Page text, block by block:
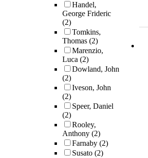
Handel,
George Frideric
(2)
Tomkins,
Thomas (2)
Marenzio,
Luca (2)
Dowland, John
(2)
Iveson, John
(2)
Speer, Daniel
(2)
Rooley,
Anthony (2)
Farnaby (2)
Susato (2)